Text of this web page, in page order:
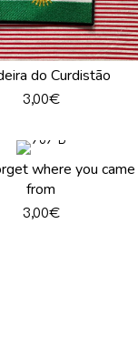
do Curdistão
3,00€
where you came
from
3,00€